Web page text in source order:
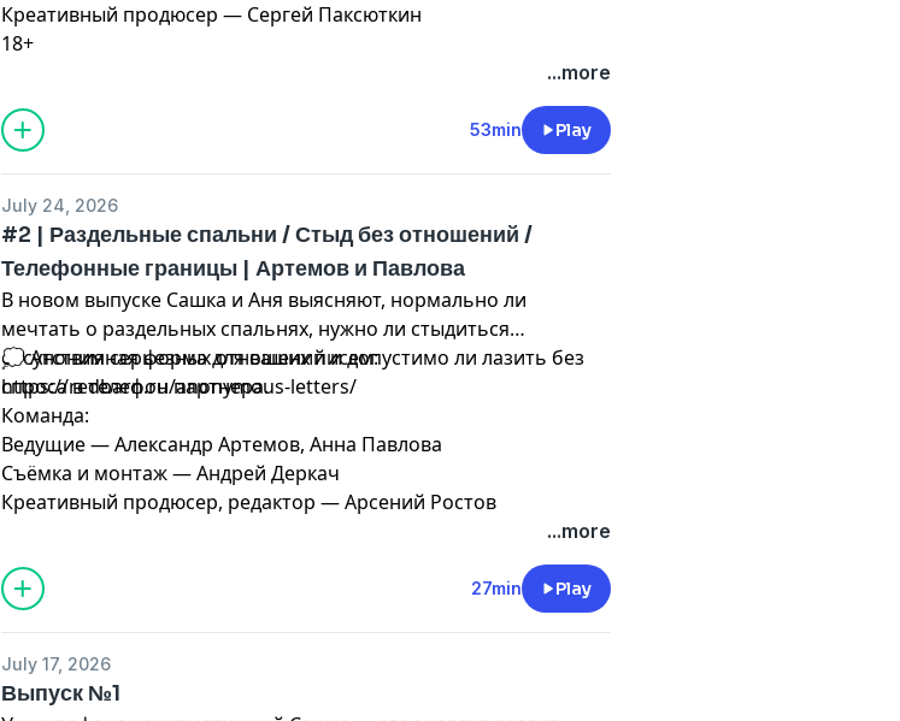
Креативный продюсер — Сергей Паксюткин
18+
...more
53min Play
July 24, 2026
#2 | Раздельные спальни / Стыд без отношений /
Телефонные границы | Артемов и Павлова
В новом выпуске Сашка и Аня выясняют, нормально ли
мечтать о раздельных спальнях, нужно ли стыдиться
отсутствия серьезных отношений и допустимо ли лазить без
спроса в телефон партнера.
💭 Анонимная форма для ваших писем:
https://redbarn.ru/anonymous-letters/
Команда:
Ведущие — Александр Артемов, Анна Павлова
Съёмка и монтаж — Андрей Деркач
Креативный продюсер, редактор — Арсений Ростов
...more
27min Play
July 17, 2026
Выпуск №1